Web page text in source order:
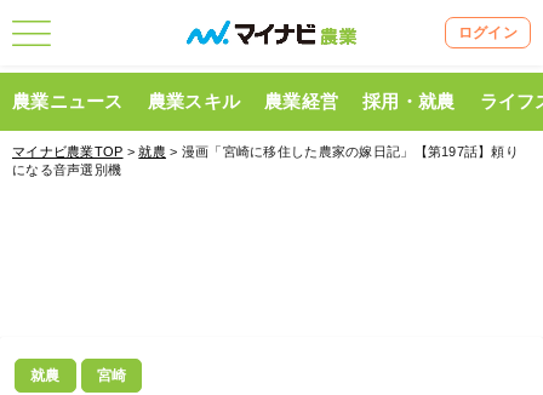
ログイン
農業ニュース 農業スキル 農業経営 採用・就農 ライフ
マイナビ農業TOP >就農 > 漫画「宮崎に移住した農家の嫁日記」【第197話】頼り
になる音声選別機
就農 宮崎